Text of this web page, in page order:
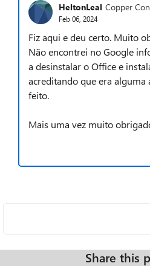
HeltonLeal Copper
Feb 06, 2024
Fiz aqui e deu certo. Muito
Não encontrei no Google
a desinstalar o Office e
acreditando que era alguma
feito.
Mais uma vez muito
Share this